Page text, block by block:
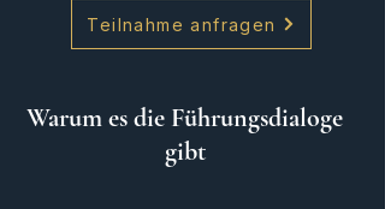
Teilnahme anfragen
Warum es die Führungsdialoge
gibt